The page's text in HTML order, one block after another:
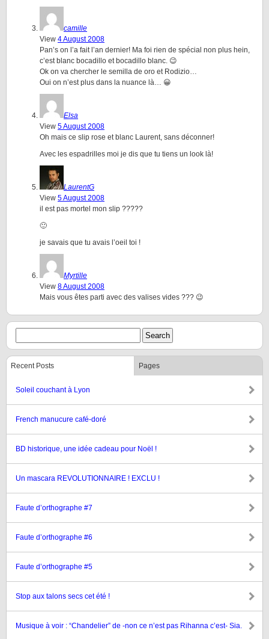
camille
View 4 August 2008
Pan’s on l’a fait l’an dernier! Ma foi rien de spécial non plus hein,
c’est blanc bocadillo et bocadillo blanc. 😉
Ok on va chercher le semilla de oro et Rodizio…
Oui on n’est plus dans la nuance là… 😀
Elsa
View 5 August 2008
Oh mais ce slip rose et blanc Laurent, sans déconner!
Avec les espadrilles moi je dis que tu tiens un look là!
LaurentG
View 5 August 2008
il est pas mortel mon slip ?????
🙂
je savais que tu avais l’oeil toi !
Myrtille
View 8 August 2008
Mais vous êtes parti avec des valises vides ??? 😉
Recent Posts Pages
Soleil couchant à Lyon
French manucure café-doré
BD historique, une idée cadeau pour Noël !
Un mascara REVOLUTIONNAIRE ! EXCLU !
Faute d’orthographe #7
Faute d’orthographe #6
Faute d’orthographe #5
Stop aux talons secs cet été !
Musique à voir : “Chandelier” de -non ce n’est pas Rihanna c’est- Sia.